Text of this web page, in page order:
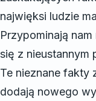
najwięksi ludzie
Przypominają
się z nieustannym
Te nieznane fakty
dodają nowego